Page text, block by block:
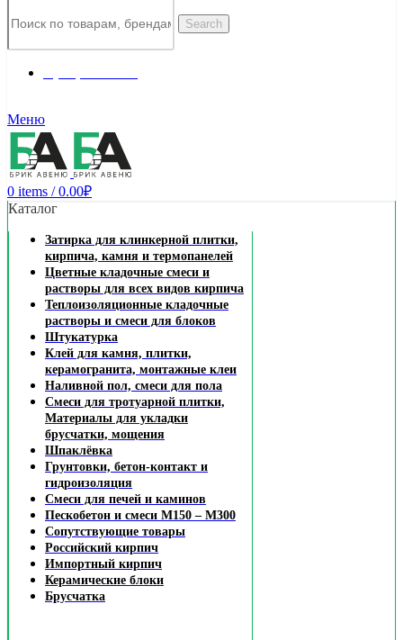
Search
Меню
0 items / 0.00₽
Каталог
Затирка для клинкерной плитки,
кирпича, камня и термопанелей
Цветные кладочные смеси и
растворы для всех видов кирпича
Теплоизоляционные кладочные
растворы и смеси для блоков
Штукатурка
Клей для камня, плитки,
керамогранита, монтажные клеи
Наливной пол, смеси для пола
Смеси для тротуарной плитки,
Материалы для укладки
брусчатки, мощения
Шпаклёвка
Грунтовки, бетон-контакт и
гидроизоляция
Смеси для печей и каминов
Пескобетон и смеси М150 – М300
Сопутствующие товары
Российский кирпич
Импортный кирпич
Керамические блоки
Брусчатка